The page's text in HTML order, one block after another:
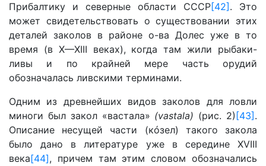
Прибалтику и северные области СССР[42] . Это
может свидетельствовать о существовании этих
деталей заколов в районе о-ва Долес уже в то
время (в X—XIII веках), когда там жили рыбаки-
ливы и по крайней мере часть орудий
обозначалась ливскими терминами.
Одним из древнейших видов заколов для ловли
миноги был закол «вастала» (vastala) (рис. 2) [43] .
Описание несущей части (кóзел) такого закола
было дано в литературе уже в середине XVIII
века[44], причем там этим словом обозначались